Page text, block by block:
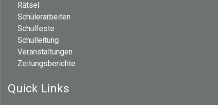
Rätsel
Schülerarbeiten
Schulfeste
Schulleitung
Veranstaltungen
Zeitungsberichte
Quick Links